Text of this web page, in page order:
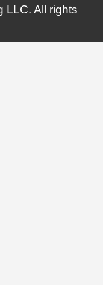
LLC. All rights